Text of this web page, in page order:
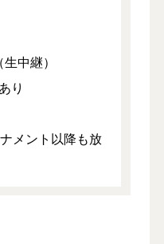
中継）
り
メント以降も放